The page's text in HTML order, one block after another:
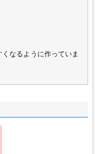
なるように作っていま